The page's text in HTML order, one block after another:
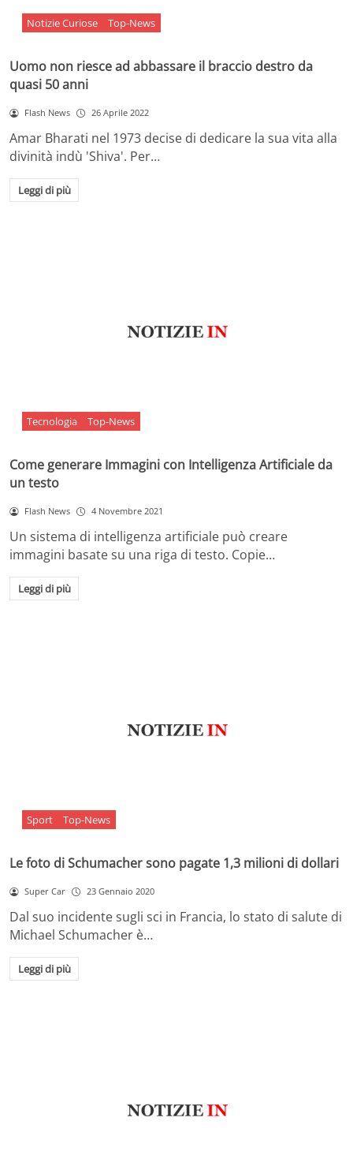
Notizie Curiose Top-News
Uomo non riesce ad abbassare il braccio destro da
quasi 50 anni
Flash News 26 Aprile 2022
Amar Bharati nel 1973 decise di dedicare la sua vita alla
divinità indù 'Shiva'. Per…
Leggi di più
Tecnologia Top-News
Come generare Immagini con Intelligenza Artificiale da
un testo
Flash News 4 Novembre 2021
Un sistema di intelligenza artificiale può creare
immagini basate su una riga di testo. Copie…
Leggi di più
Sport Top-News
Le foto di Schumacher sono pagate 1,3 milioni di dollari
Super Car 23 Gennaio 2020
Dal suo incidente sugli sci in Francia, lo stato di salute di
Michael Schumacher è…
Leggi di più